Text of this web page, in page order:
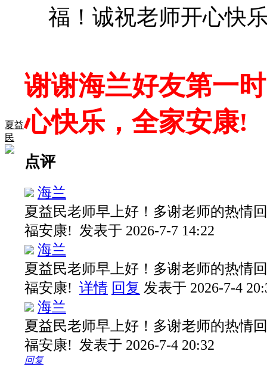
夏益
民
福！诚祝老师开心快
谢谢海兰好友第一
心快乐，全家安康!
点评
海兰
夏益民老师早上好！多谢老师的热情
福安康! 发表于 2026-7-7 14:22
海兰
夏益民老师早上好！多谢老师的热情
福安康! 详情 回复 发表于 2026-7-4
海兰
夏益民老师早上好！多谢老师的热情
福安康! 发表于 2026-7-4 20:32
回复